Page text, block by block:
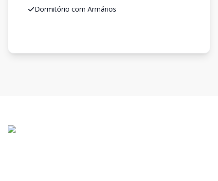
Dormitório com Armários